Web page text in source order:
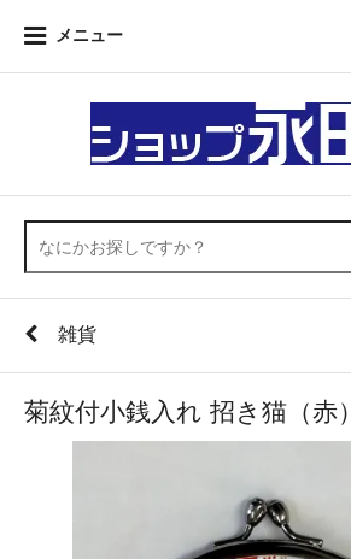
メニュー
雑貨
菊紋付小銭入れ 招き猫（赤）